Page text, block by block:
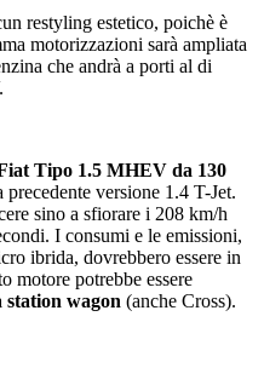
restyling estetico, poichè è
motorizzazioni sarà ampliata
che andrà a porti al di
Tipo 1.5 MHEV da 130
versione 1.4 T-Jet.
sino a sfiorare i 208 km/h
I consumi e le emissioni,
ibrida, dovrebbero essere in
motore potrebbe essere
station wagon (anche Cross).